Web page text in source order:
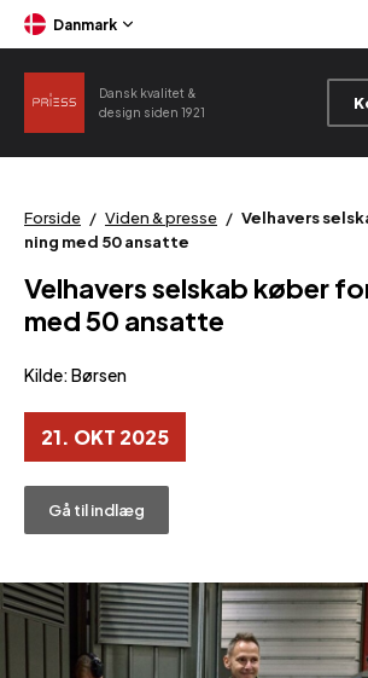
Danmark
Dansk kvalitet &
design siden 1921
Forside / Viden & presse / Velhavers
ning med 50 ansatte
Velhavers selskab køber
med 50 ansatte
Kilde:Børsen
21. OKT 2025
Gå til indlæg